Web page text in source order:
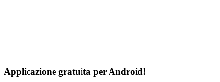
Applicazione gratuita per Android!